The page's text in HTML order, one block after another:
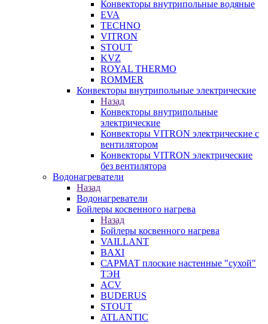
Конвекторы внутрипольные водяные
EVA
TECHNO
VITRON
STOUT
KVZ
ROYAL THERMO
ROMMER
Конвекторы внутрипольные электрические
Назад
Конвекторы внутрипольные
электрические
Конвекторы VITRON электрические с
вентилятором
Конвекторы VITRON электрические
без вентилятора
Водонагреватели
Назад
Водонагреватели
Бойлеры косвенного нагрева
Назад
Бойлеры косвенного нагрева
VAILLANT
BAXI
САРМАТ плоские настенные "сухой"
ТЭН
ACV
BUDERUS
STOUT
ATLANTIC